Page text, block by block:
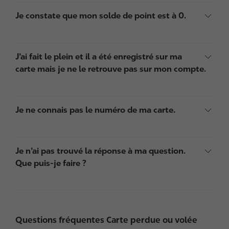
Je constate que mon solde de point est à 0.
J’ai fait le plein et il a été enregistré sur ma
carte mais je ne le retrouve pas sur mon compte.
Je ne connais pas le numéro de ma carte.
Je n’ai pas trouvé la réponse à ma question.
Que puis-je faire ?
Questions fréquentes Carte perdue ou volée